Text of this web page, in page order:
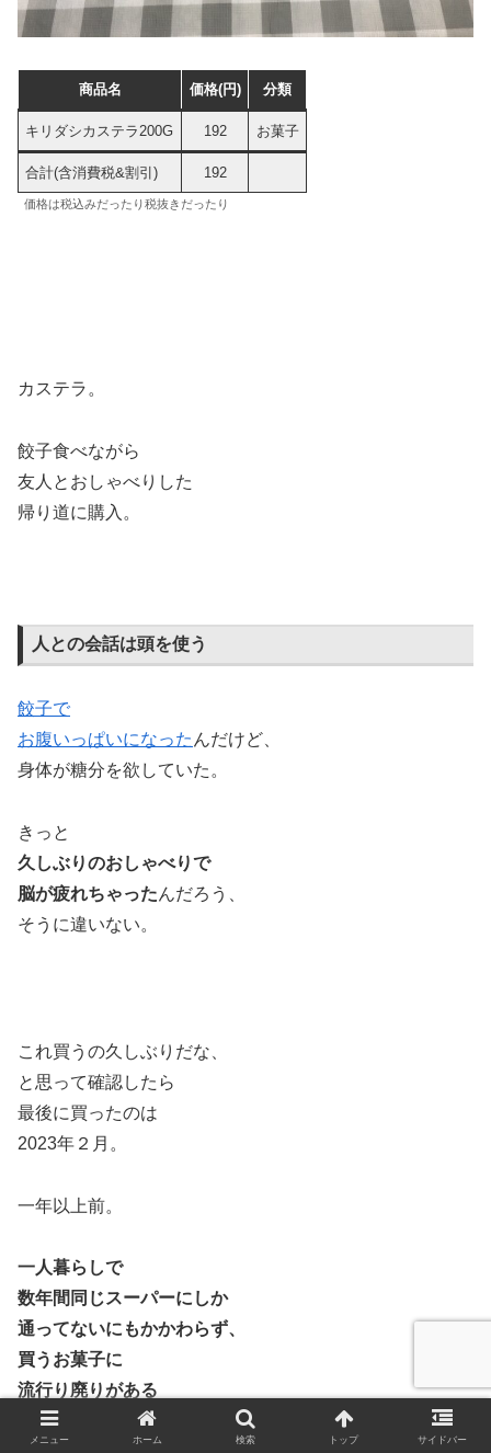
商品名 価格(円) 分類
キリダシカステラ200G 192 お菓子
合計(含消費税&割引) 192
価格は税込みだったり税抜きだったり
カステラ。
餃子食べながら
友人とおしゃべりした
帰り道に購入。
人との会話は頭を使う
餃子で
お腹いっぱいになったんだけど、
身体が糖分を欲していた。
きっと
久しぶりのおしゃべりで
脳が疲れちゃったんだろう、
そうに違いない。
これ買うの久しぶりだな、
と思って確認したら
最後に買ったのは
2023年２月。
一年以上前。
一人暮らしで
数年間同じスーパーにしか
通ってないにもかかわらず、
買うお菓子に
流行り廃りがある
っていうのは面白い。
メニュー ホーム 検索 トップ サイドバー